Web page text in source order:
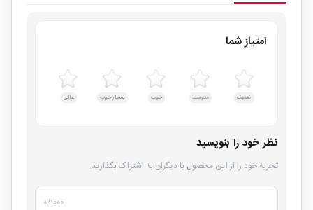
امتیاز شما
ضعیف متوسط خوب بسیار خوب عالی
نظر خود را بنویسید
تجربه خود را از این محصول با دیگران به اشتراک بگذارید.
۰/۱۰۰۰